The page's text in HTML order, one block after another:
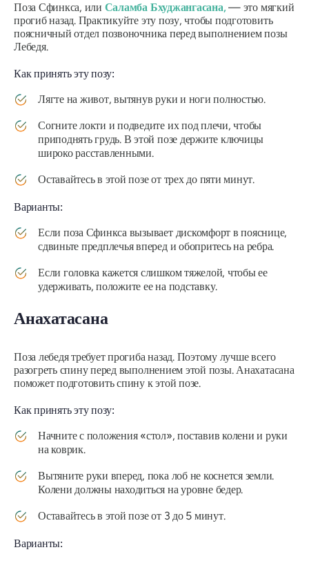
Поза Сфинкса, или Саламба Бхуджангасана,— это мягкий
прогиб назад. Практикуйте эту позу, чтобы подготовить
поясничный отдел позвоночника перед выполнением позы
Лебедя.
Как принять эту позу:
Лягте на живот, вытянув руки и ноги полностью.
Согните локти и подведите их под плечи, чтобы
приподнять грудь. В этой позе держите ключицы
широко расставленными.
Оставайтесь в этой позе от трех до пяти минут.
Варианты:
Если поза Сфинкса вызывает дискомфорт в пояснице,
сдвиньте предплечья вперед и обопритесь на ребра.
Если головка кажется слишком тяжелой, чтобы ее
удерживать, положите ее на подставку.
Анахатасана
Поза лебедя требует прогиба назад. Поэтому лучше всего
разогреть спину перед выполнением этой позы. Анахатасана
поможет подготовить спину к этой позе.
Как принять эту позу:
Начните с положения «стол», поставив колени и руки
на коврик.
Вытяните руки вперед, пока лоб не коснется земли.
Колени должны находиться на уровне бедер.
Оставайтесь в этой позе от 3 до 5 минут.
Варианты: